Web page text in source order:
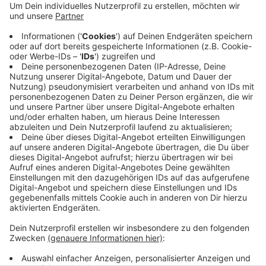
anderem mit Betrieben an der Trasse,
Menschen unterwegs, aber öffentliche Toiletten
gab es da bislang nicht. Das führte laut Stadt zu
einigen Wildpinkler-Ecken entlang der Strecke. Und
darüber haben sich andere Menschen auf der
Trasse und die Nachbarschaft geärgert.
Veröffentlicht:Freitag, 16.05.2025 06:25
Anzeige
Anzeige